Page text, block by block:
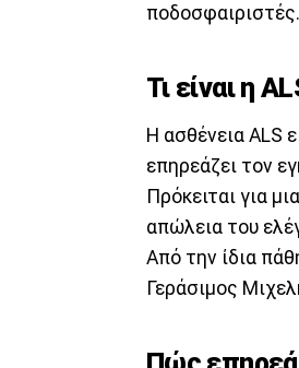
ποδοσφαιριστές.
Τι είναι η
Η ασθένεια ALS
επηρεάζει τον
Πρόκειται για
απώλεια του
Από την ίδια
Γεράσιμος